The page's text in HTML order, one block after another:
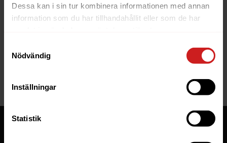
Dessa kan i sin tur kombinera informationen med annan
information som du har tillhandahållit eller som de har
Nödvändig
Inställningar
Statistik
reach has been suspended
If you are the owner of this website or domain please
read
website to be suspended.